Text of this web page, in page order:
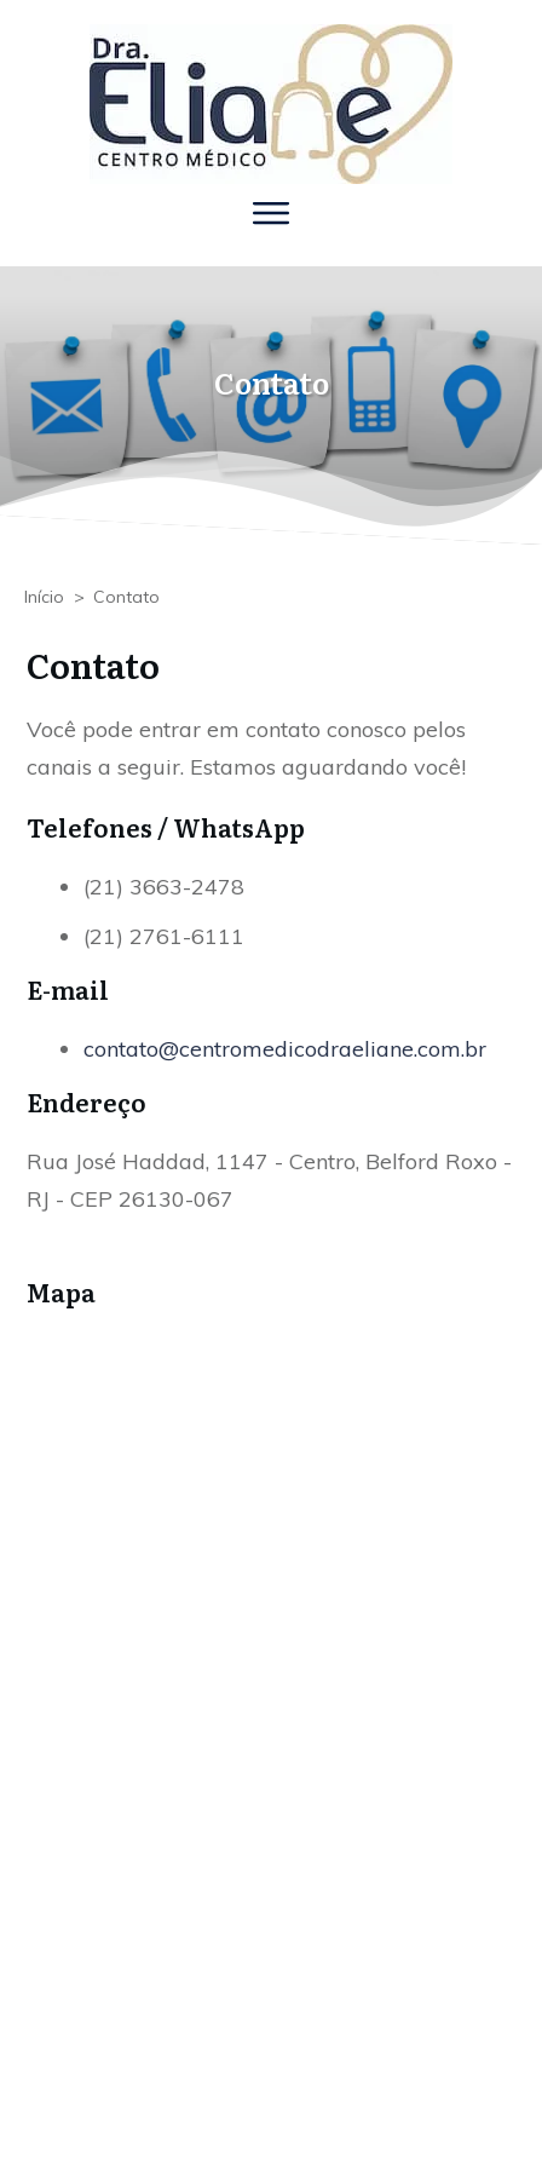
Contato
Início > Contato
Contato
Você pode entrar em contato conosco pelos
canais a seguir. Estamos aguardando você!
Telefones / WhatsApp
(21) 3663-2478
(21) 2761-6111
E-mail
contato@centromedicodraeliane.com.br
Endereço
Rua José Haddad, 1147 - Centro, Belford Roxo -
RJ - CEP 26130-067
Mapa